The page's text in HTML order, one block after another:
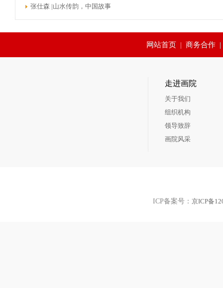
张仕森 |山水传韵，中国故事
网站首页 | 商务合作
走进画院
关于我们
组织机构
领导致辞
画院风采
ICP备案号： 京ICP备